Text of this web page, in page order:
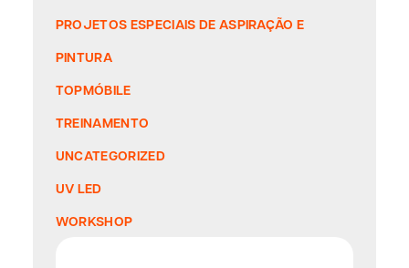
PROJETOS ESPECIAIS DE ASPIRAÇÃO E
PINTURA
TOPMÓBILE
TREINAMENTO
UNCATEGORIZED
UV LED
WORKSHOP